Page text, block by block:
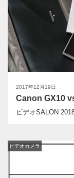
2017年12月19日
Canon GX10
ビデオSALON
ビデオカメラ